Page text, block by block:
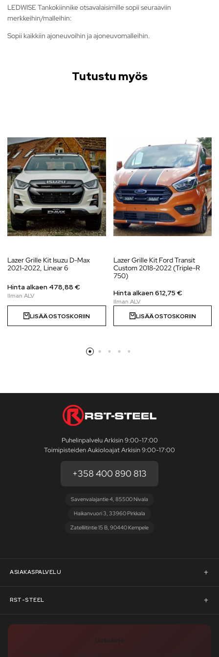
LEDWISE Tankokiinnike otsavalaisimille sopii seuraaviin
merkkeihin/malleihin:
Sopii kaikkiin ajoneuvoihin ja ajoneuvomalleihin.
Tutustu myös
Lazer Grille Kit Isuzu D-Max
2021-2022, Linear 6
Hinta alkaen 478,88 €
LISÄÄ OSTOSKORIIN
Lazer Grille Kit Ford Transit
Custom 2018-2022 (Triple-R
750)
Hinta alkaen612,75 €
LISÄÄ OSTOSKORIIN
Puhelinpalvelu Arkisin 9:00-17:00
Toimipisteiden Aukioloajat Arkisin 9:00-17:00
+358 400 890 813
Savenvalajantie 4, 85500 Nivala
Haikanvuori 3, 33960 Pirkkala
Zatelliitintie 15 B, 90440 Kempele
ASIAKASPALVELU
Asiakaspalvelu
Pyydä tarjous
RST-STEEL
RST-Steelin tarina
Uutiskirje